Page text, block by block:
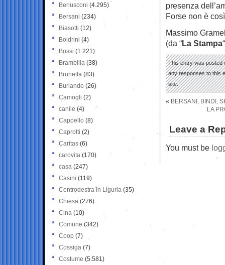
presenza
Forse non è
Massimo
(da “La Stampa
This entry was posted
any responses to this
site.
« BERSANI, BINDI,
LA
Leave a
You must be
Berlusconi (4.295)
Bersani (234)
Biasotti (12)
Boldrini (4)
Bossi (1.221)
Brambilla (38)
Brunetta (83)
Burlando (26)
Camogli (2)
canile (4)
Cappello (8)
Caprotti (2)
Caritas (6)
carovita (170)
casa (247)
Casini (119)
Centrodestra in Liguria (35)
Chiesa (276)
Cina (10)
Comune (342)
Coop (7)
Cossiga (7)
Costume (5.581)